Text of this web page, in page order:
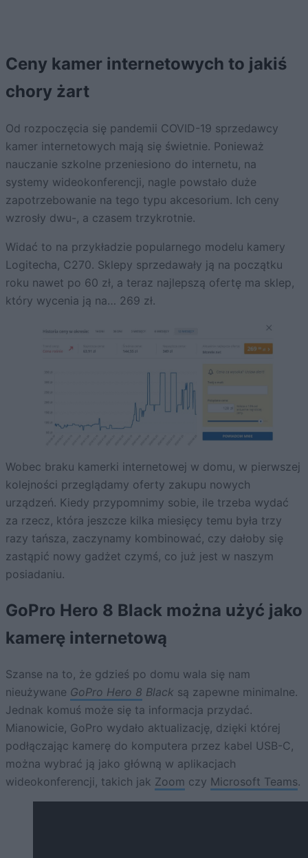
Ceny kamer internetowych to jakiś
chory żart
Od rozpoczęcia się pandemii COVID-19 sprzedawcy
kamer internetowych mają się świetnie. Ponieważ
nauczanie szkolne przeniesiono do internetu, na
systemy wideokonferencji, nagle powstało duże
zapotrzebowanie na tego typu akcesorium. Ich ceny
wzrosły dwu-, a czasem trzykrotnie.
Widać to na przykładzie popularnego modelu kamery
Logitecha, C270. Sklepy sprzedawały ją na początku
roku nawet po 60 zł, a teraz najlepszą ofertę ma sklep,
który wycenia ją na… 269 zł.
Wobec braku kamerki internetowej w domu, w pierwszej
kolejności przeglądamy oferty zakupu nowych
urządzeń. Kiedy przypomnimy sobie, ile trzeba wydać
za rzecz, która jeszcze kilka miesięcy temu była trzy
razy tańsza, zaczynamy kombinować, czy dałoby się
zastąpić nowy gadżet czymś, co już jest w naszym
posiadaniu.
GoPro Hero 8 Black można użyć jako
kamerę internetową
Szanse na to, że gdzieś po domu wala się nam
nieużywane GoPro Hero 8 Black są zapewne minimalne.
Jednak komuś może się ta informacja przydać.
Mianowicie, GoPro wydało aktualizację, dzięki której
podłączając kamerę do komputera przez kabel USB-C,
można wybrać ją jako główną w aplikacjach
wideokonferencji, takich jak Zoom czy Microsoft Teams.